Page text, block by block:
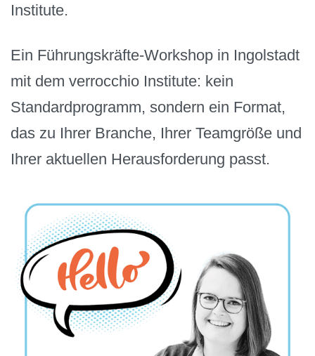
Institute.
Ein Führungskräfte-Workshop in Ingolstadt
mit dem verrocchio Institute: kein
Standardprogramm, sondern ein Format,
das zu Ihrer Branche, Ihrer Teamgröße und
Ihrer aktuellen Herausforderung passt.